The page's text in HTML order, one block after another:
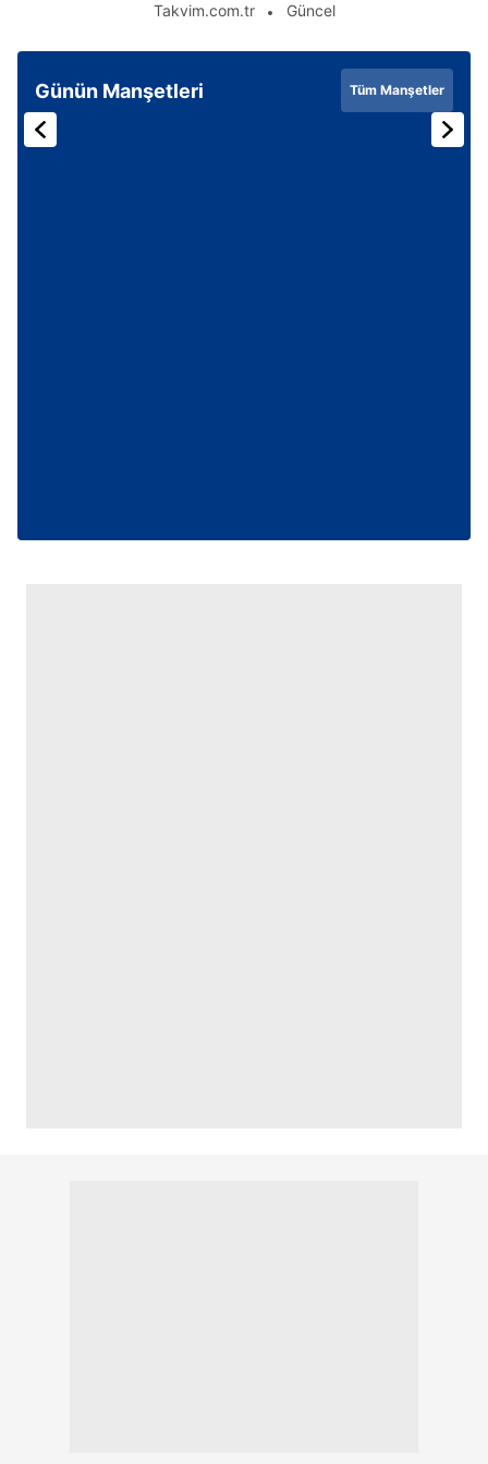
hazırlanmış Aydınlatma Metnimizi okumak ve sitemizde
ilgili mevzuata uygun olarak kullanılan çerezlerle ilgili bilgi
almak için lütfentıklayınız
Takvim.com.tr Güncel
Günün Manşetleri Tüm Manşetler